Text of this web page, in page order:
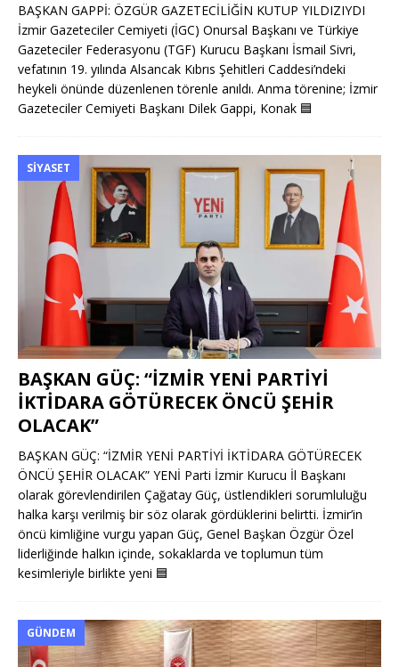
BAŞKAN GAPPİ: ÖZGÜR GAZETECİLİĞİN KUTUP YILDIZIYDI
İzmir Gazeteciler Cemiyeti (İGC) Onursal Başkanı ve Türkiye
Gazeteciler Federasyonu (TGF) Kurucu Başkanı İsmail Sivri,
vefatının 19. yılında Alsancak Kıbrıs Şehitleri Caddesi’ndeki
heykeli önünde düzenlenen törenle anıldı. Anma törenine; İzmir
Gazeteciler Cemiyeti Başkanı Dilek Gappi, Konak 🟦
SIYASET
BAŞKAN GÜÇ: “İZMİR YENİ PARTİYİ
İKTİDARA GÖTÜRECEK ÖNCÜ ŞEHİR
OLACAK”
BAŞKAN GÜÇ: “İZMİR YENİ PARTİYİ İKTİDARA GÖTÜRECEK
ÖNCÜ ŞEHİR OLACAK” YENİ Parti İzmir Kurucu İl Başkanı
olarak görevlendirilen Çağatay Güç, üstlendikleri sorumluluğu
halka karşı verilmiş bir söz olarak gördüklerini belirtti. İzmir’in
öncü kimliğine vurgu yapan Güç, Genel Başkan Özgür Özel
liderliğinde halkın içinde, sokaklarda ve toplumun tüm
kesimleriyle birlikte yeni 🟦
GÜNDEM